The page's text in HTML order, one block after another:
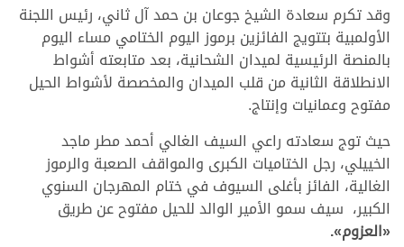
وقد تكرم سعادة الشيخ جوعان بن حمد آل ثاني، رئيس اللجنة
الأولمبية بتتويج الفائزين برموز اليوم الختامي مساء اليوم
بالمنصة الرئيسية لميدان الشحانية، بعد متابعته أشواط
الانطلاقة الثانية من قلب الميدان والمخصصة لأشواط الحيل
مفتوح وعمانيات وإنتاج.
حيث توج سعادته راعي السيف الغالي أحمد مطر ماجد
الخييلي، رجل الختاميات الكبرى والمواقف الصعبة والرموز
الغالية، الفائز بأغلى السيوف في ختام المهرجان السنوي
الكبير، سيف سمو الأمير الوالد للحيل مفتوح عن طريق
«العزوم».